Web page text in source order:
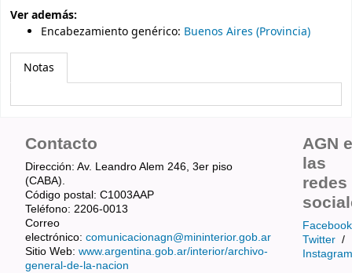
Ver además:
Encabezamiento genérico: Buenos Aires (Provincia)
Notas
Contacto
Dirección: Av. Leandro Alem 246, 3er piso
(CABA).
Código postal: C1003AAP
Teléfono: 2206-0013
Correo
electrónico: comunicacionagn@mininterior.gob.ar
Sitio Web: www.argentina.gob.ar/interior/archivo-
general-de-la-nacion
AGN
las
redes
Facebook
Twitter /
Instagram